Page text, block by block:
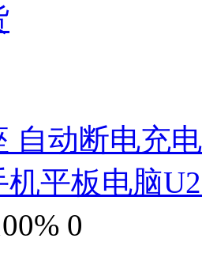
自动断电充
平板电脑
0